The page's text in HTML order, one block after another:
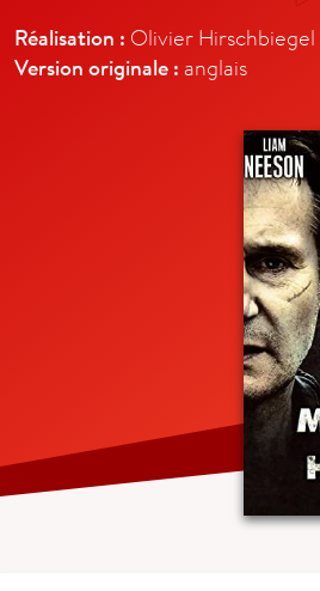
Réalisation : Olivier Hirschbiegel
Version originale : anglais